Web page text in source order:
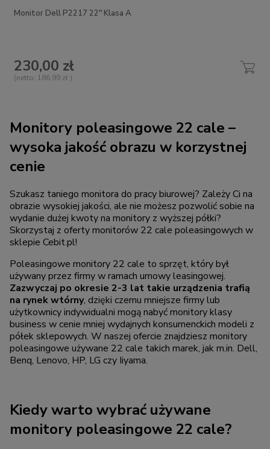
Monitor Dell P2217 22" Klasa A
230,00 zł
(netto: 186,99 zł )
Monitory poleasingowe 22 cale –
wysoka jakość obrazu w korzystnej
cenie
Szukasz taniego monitora do pracy biurowej? Zależy Ci na
obrazie wysokiej jakości, ale nie możesz pozwolić sobie na
wydanie dużej kwoty na monitory z wyższej półki?
Skorzystaj z oferty monitorów 22 cale poleasingowych w
sklepie Cebit.pl!
Poleasingowe monitory 22 cale to sprzęt, który był
używany przez firmy w ramach umowy leasingowej.
Zazwyczaj po okresie 2-3 lat takie urządzenia trafią
na rynek wtórny, dzięki czemu mniejsze firmy lub
użytkownicy indywidualni mogą nabyć monitory klasy
business w cenie mniej wydajnych konsumenckich modeli z
półek sklepowych. W naszej ofercie znajdziesz monitory
poleasingowe używane 22 cale takich marek, jak m.in. Dell,
Benq, Lenovo, HP, LG czy Iiyama.
Kiedy warto wybrać używane
monitory poleasingowe 22 cale?